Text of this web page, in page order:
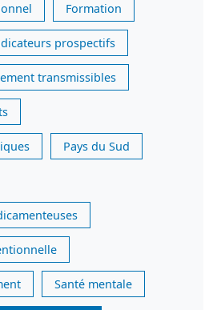
Formation
prospectifs
transmissibles
Pays du Sud
Santé mentale